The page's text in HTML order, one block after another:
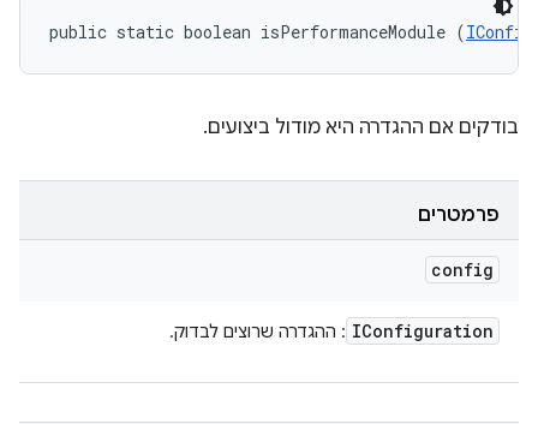
public static boolean isPerformanceModule (
בודקים אם ההגדרה היא מודול ביצועים.
פרמטרים
config
IConfiguration : ההגדרה שרוצים לבדוק.